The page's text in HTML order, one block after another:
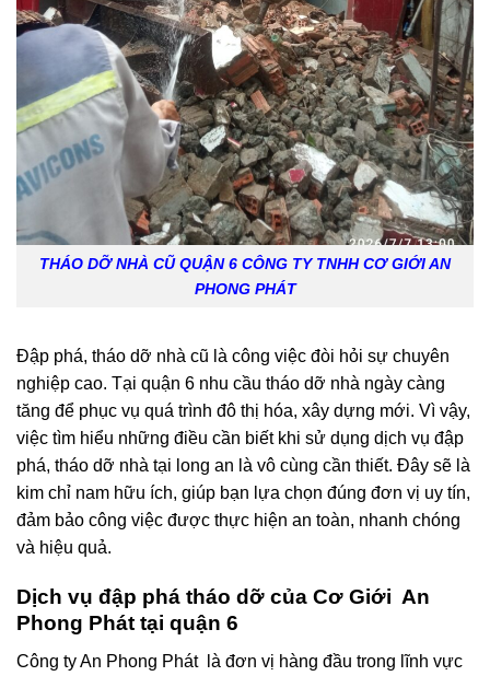
THÁO DỠ NHÀ CŨ QUẬN 6 CÔNG TY TNHH CƠ GIỚI AN
PHONG PHÁT
Đập phá, tháo dỡ nhà cũ là công việc đòi hỏi sự chuyên
nghiệp cao. Tại quận 6 nhu cầu tháo dỡ nhà ngày càng
tăng để phục vụ quá trình đô thị hóa, xây dựng mới. Vì vậy,
việc tìm hiểu những điều cần biết khi sử dụng dịch vụ đập
phá, tháo dỡ nhà tại long an là vô cùng cần thiết. Đây sẽ là
kim chỉ nam hữu ích, giúp bạn lựa chọn đúng đơn vị uy tín,
đảm bảo công việc được thực hiện an toàn, nhanh chóng
và hiệu quả.
Dịch vụ đập phá tháo dỡ của Cơ Giới An
Phong Phát tại quận 6
Công ty An Phong Phát là đơn vị hàng đầu trong lĩnh vực